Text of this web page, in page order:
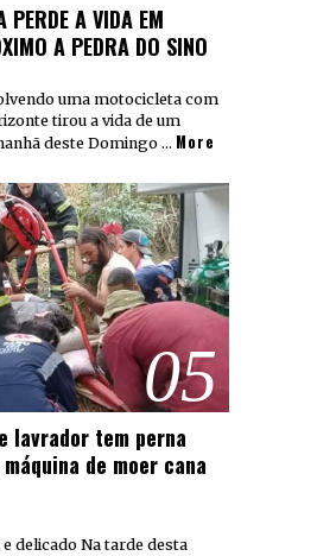
PERDE A VIDA EM
A PEDRA DO SINO
uma motocicleta com
tirou a vida de um
deste Domingo … More
05
lavrador tem perna
de moer cana
delicado Na tarde desta